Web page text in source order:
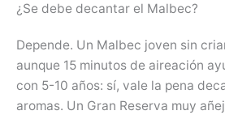
¿Se debe decantar el Malbec?
Depende. Un Malbec joven sin
aunque 15 minutos de aireación
con 5-10 años: sí, vale la pena
aromas. Un Gran Reserva muy